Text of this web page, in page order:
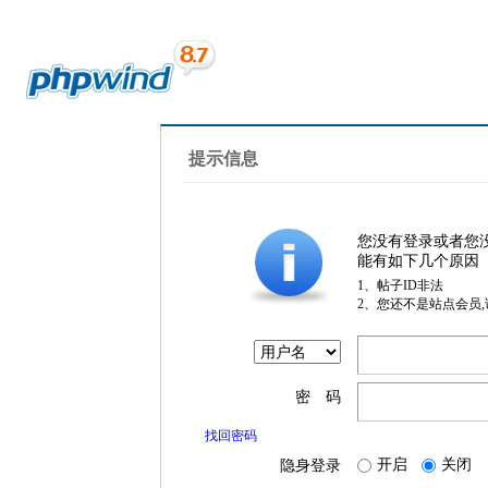
提示信息
您没有登录或者您
能有如下几个原因
1、帖子ID非法
2、您还不是站点会员
密 码
找回密码
隐身登录 开启 关闭